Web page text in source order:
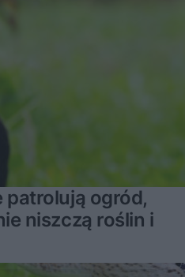
patrolują ogród,
niszczą roślin i